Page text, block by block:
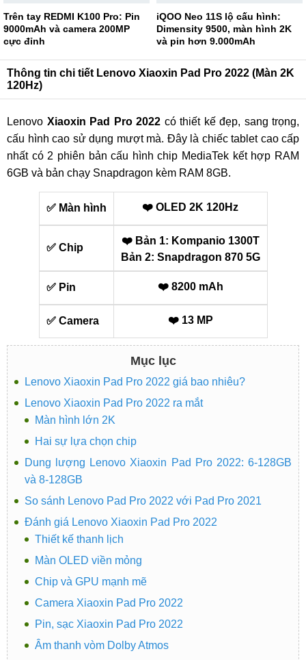
Trên tay REDMI K100 Pro: Pin
9000mAh và camera 200MP
cực đỉnh
iQOO Neo 11S lộ cấu hình:
Dimensity 9500, màn hình 2K
và pin hơn 9.000mAh
Thông tin chi tiết Lenovo Xiaoxin Pad Pro 2022 (Màn 2K
120Hz)
Lenovo Xiaoxin Pad Pro 2022 có thiết kế đẹp, sang trọng,
cấu hình cao sử dụng mượt mà. Đây là chiếc tablet cao cấp
nhất có 2 phiên bản cấu hình chip MediaTek kết hợp RAM
6GB và bản chạy Snapdragon kèm RAM 8GB.
✅ Màn hình ❤️ OLED 2K 120Hz
✅ Chip
❤️ Bản 1: Kompanio 1300T
Bản 2: Snapdragon 870 5G
✅ Pin ❤️ 8200 mAh
✅ Camera ❤️ 13 MP
Mục lục
Lenovo Xiaoxin Pad Pro 2022 giá bao nhiêu?
Lenovo Xiaoxin Pad Pro 2022 ra mắt
Màn hình lớn 2K
Hai sự lựa chọn chip
Dung lượng Lenovo Xiaoxin Pad Pro 2022: 6-128GB
và 8-128GB
So sánh Lenovo Pad Pro 2022 với Pad Pro 2021
Đánh giá Lenovo Xiaoxin Pad Pro 2022
Thiết kế thanh lịch
Màn OLED viền mỏng
Chip và GPU mạnh mẽ
Camera Xiaoxin Pad Pro 2022
Pin, sạc Xiaoxin Pad Pro 2022
Âm thanh vòm Dolby Atmos